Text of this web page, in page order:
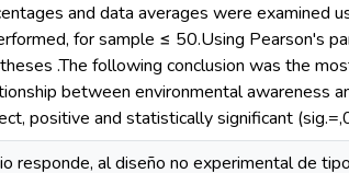
and data averages were examined
for sample ≤ 50.Using Pearson's
.The following conclusion was the
between environmental awareness
positive and statistically significant
responde, al diseño no experimental de